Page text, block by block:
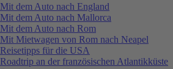
Mit dem Auto nach England
Mit dem Auto nach Mallorca
Mit dem Auto nach Rom
Mit Mietwagen von Rom nach Neapel
Reisetipps für die USA
Roadtrip an der französischen Atlantikküste